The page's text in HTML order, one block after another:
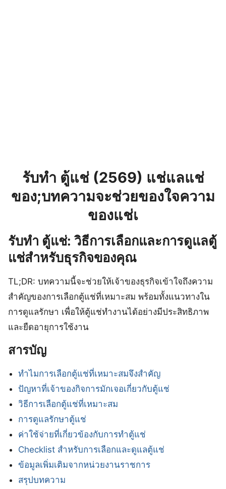
รับทำ ตู้แช่ (2569) แช่แลแช่
ของ;บทความจะช่วยของใจความ
ของแช่เ
รับทำ ตู้แช่: วิธีการเลือกและการดูแลตู้
แช่สำหรับธุรกิจของคุณ
TL;DR: บทความนี้จะช่วยให้เจ้าของธุรกิจเข้าใจถึงความ
สำคัญของการเลือกตู้แช่ที่เหมาะสม พร้อมทั้งแนวทางใน
การดูแลรักษา เพื่อให้ตู้แช่ทำงานได้อย่างมีประสิทธิภาพ
และยืดอายุการใช้งาน
สารบัญ
ทำไมการเลือกตู้แช่ที่เหมาะสมจึงสำคัญ
ปัญหาที่เจ้าของกิจการมักเจอเกี่ยวกับตู้แช่
วิธีการเลือกตู้แช่ที่เหมาะสม
การดูแลรักษาตู้แช่
ค่าใช้จ่ายที่เกี่ยวข้องกับการทำตู้แช่
Checklist สำหรับการเลือกและดูแลตู้แช่
ข้อมูลเพิ่มเติมจากหน่วยงานราชการ
สรุปบทความ